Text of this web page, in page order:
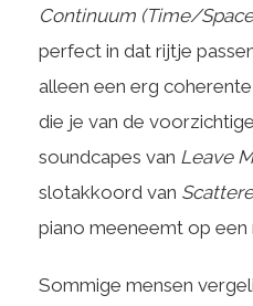
Continuum (Time/
perfect in dat rijtje
alleen een erg
die je van de
soundcapes van Leave
slotakkoord van
piano meeneemt op
Sommige mensen